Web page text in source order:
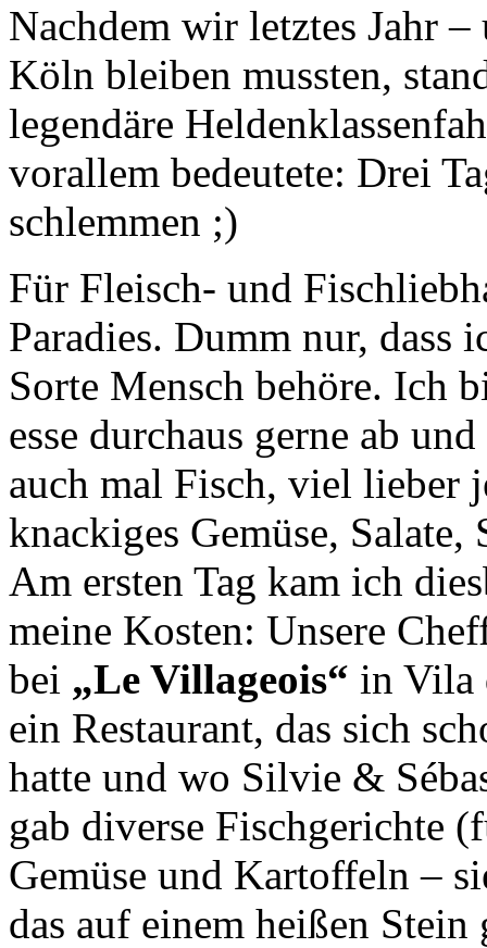
Nachdem wir letztes Jahr
Köln bleiben mussten,
legendäre
vorallem bedeutete: Drei
schlemmen ;)
Für Fleisch- und
Paradies. Dumm nur, dass
Sorte Mensch behöre. Ich
esse durchaus gerne ab
auch mal Fisch, viel lieber
knackiges Gemüse,
Am ersten Tag kam ich
meine Kosten: Unsere
bei „Le Villageois“ in Vila
ein Restaurant, das sich
hatte und wo Silvie &
gab diverse Fischgerichte
Gemüse und Kartoffeln –
das auf einem heißen